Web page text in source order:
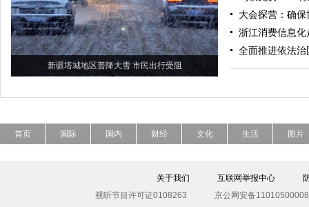
新疆塔城地区普降大雪 市民出行受阻
大会探营：确
浙江消费信息化
全面推进依法
首页 国际 国内 财经 文化 生活 图片
关于我们 互联网举报中心
视听节目许可证0108263
京公网安备